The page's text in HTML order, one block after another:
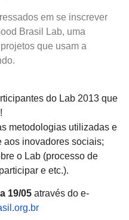
em se inscrever
Brasil Lab, uma
que usam a
do Lab 2013 que
metodologias utilizadas e
aos inovadores sociais;
o Lab (processo de
e etc.).
19/05 através do e-